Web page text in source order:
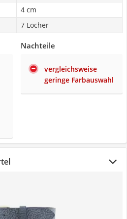
4 cm
7 Löcher
Nachteile
vergleichsweise
geringe Farbauswahl